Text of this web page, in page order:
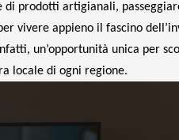
prodotti artigianali,
vivere appieno il fascino
un’opportunità unica per
locale di ogni regione.